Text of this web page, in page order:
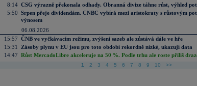
8:14 CSG výrazně překonala odhady. Obranná divize táhne růst, výhled
5:50 Srpen přeje dividendám. CNBC vybírá mezi aristokraty s růstovým
výnosem
06.08.2026
15:57 ČNB ve vyčkávacím režimu, zvýšení sazeb ale zůstává dále ve hře
15:31
Zásoby plynu v EU jsou pro toto období rekordně nízké, ukazují data
14:47 Růst MercadoLibre akceleruje na 50 %. Podle trhu ale roste příliš
1 2 3 4 5 6 7 8 9 10 >>